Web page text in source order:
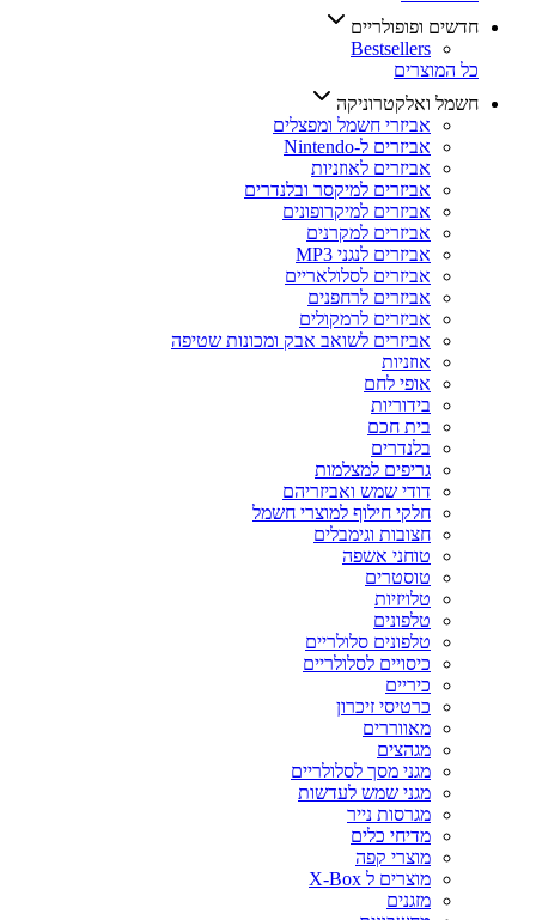
חדשים ופופולריים
Bestsellers
כל המוצרים
חשמל ואלקטרוניקה
אביזרי חשמל ומפצלים
אביזרים ל-Nintendo
אביזרים לאוזניות
אביזרים למיקסר ובלנדרים
אביזרים למיקרופונים
אביזרים למקרנים
אביזרים לנגני MP3
אביזרים לסלולאריים
אביזרים לרחפנים
אביזרים לרמקולים
אביזרים לשואב אבק ומכונות שטיפה
אוזניות
אופי לחם
בידוריות
בית חכם
בלנדרים
גריפים למצלמות
דודי שמש ואביזריהם
חלקי חילוף למוצרי חשמל
חצובות וגימבלים
טוחני אשפה
טוסטרים
טלויזיות
טלפונים
טלפונים סלולריים
כיסויים לסלולריים
כיריים
כרטיסי זיכרון
מאווררים
מגהצים
מגני מסך לסלולריים
מגני שמש לעדשות
מגרסות נייר
מדיחי כלים
מוצרי קפה
מוצרים ל X-Box
מזגנים